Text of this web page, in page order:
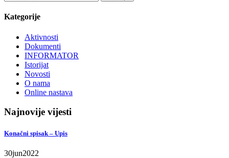
Kategorije
Aktivnosti
Dokumenti
INFORMATOR
Istorijat
Novosti
O nama
Online nastava
Najnovije vijesti
Konačni spisak – Upis
30jun2022